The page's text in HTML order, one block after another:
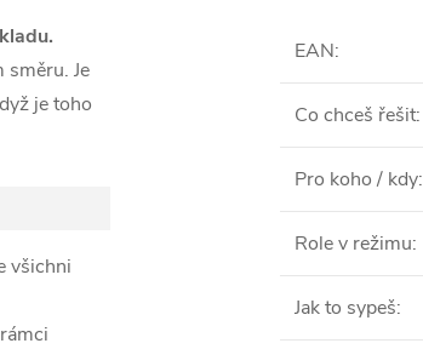
Je
je toho
všichni
EAN:
Co chceš řešit:
Pro koho / kdy:
Role v režimu:
Jak to sypeš: